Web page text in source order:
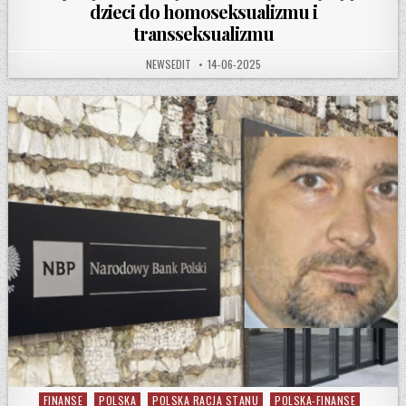
dzieci do homoseksualizmu i
transseksualizmu
AUTHOR:
NEWSEDIT PUBLISHED DATE:
14-06-2025
Posted in
FINANSE POLSKA POLSKA RACJA STANU POLSKA-FINANSE